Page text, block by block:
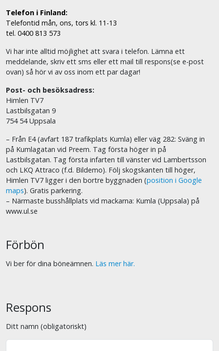
Telefon i Finland:
Telefontid mån, ons, tors kl. 11-13
tel. 0400 813 573
Vi har inte alltid möjlighet att svara i telefon. Lämna ett
meddelande, skriv ett sms eller ett mail till respons(se e-post
ovan) så hör vi av oss inom ett par dagar!
Post- och besöksadress:
Himlen TV7
Lastbilsgatan 9
754 54 Uppsala
– Från E4 (avfart 187 trafikplats Kumla) eller väg 282: Sväng in
på Kumlagatan vid Preem. Tag första höger in på
Lastbilsgatan. Tag första infarten till vänster vid Lambertsson
och LKQ Attraco (f.d. Bildemo). Följ skogskanten till höger,
Himlen TV7 ligger i den bortre byggnaden (position i Google
maps). Gratis parkering.
– Närmaste busshållplats vid mackarna: Kumla (Uppsala) på
www.ul.se
Förbön
Vi ber för dina böneämnen. Läs mer här.
Respons
Ditt namn (obligatoriskt)